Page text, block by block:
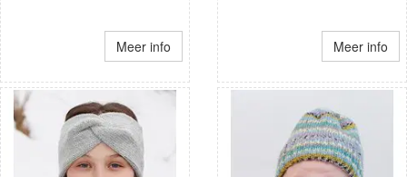
Meer info Meer info